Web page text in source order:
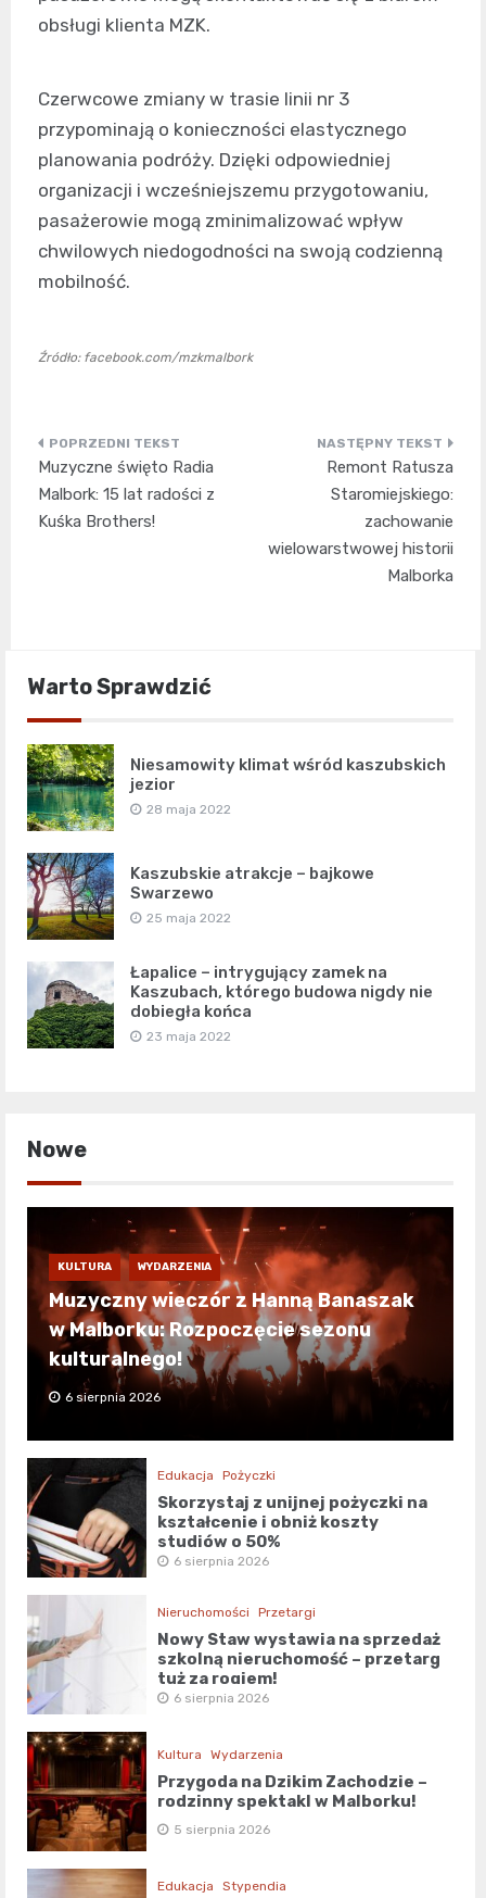
obsługi klienta MZK.
Czerwcowe zmiany w trasie linii nr 3
przypominają o konieczności elastycznego
planowania podróży. Dzięki odpowiedniej
organizacji i wcześniejszemu przygotowaniu,
pasażerowie mogą zminimalizować wpływ
chwilowych niedogodności na swoją codzienną
mobilność.
Źródło: facebook.com/mzkmalbork
Nawigacja
wpisu
Muzyczne święto Radia
Malbork: 15 lat radości z
Kuśka Brothers!
Remont Ratusza
Staromiejskiego:
zachowanie
wielowarstwowej historii
Malborka
Warto Sprawdzić
Niesamowity klimat wśród kaszubskich
jezior
28 maja 2022
Kaszubskie atrakcje – bajkowe
Swarzewo
25 maja 2022
Łapalice – intrygujący zamek na
Kaszubach, którego budowa nigdy nie
dobiegła końca
23 maja 2022
Nowe
KULTURA WYDARZENIA
Muzyczny wieczór z Hanną Banaszak
w Malborku: Rozpoczęcie sezonu
kulturalnego!
6 sierpnia 2026
Edukacja Pożyczki
Skorzystaj z unijnej pożyczki na
kształcenie i obniż koszty
studiów o 50%
6 sierpnia 2026
Nieruchomości Przetargi
Nowy Staw wystawia na sprzedaż
szkolną nieruchomość – przetarg
tuż za rogiem!
6 sierpnia 2026
Kultura Wydarzenia
Przygoda na Dzikim Zachodzie –
rodzinny spektakl w Malborku!
5 sierpnia 2026
Edukacja Stypendia